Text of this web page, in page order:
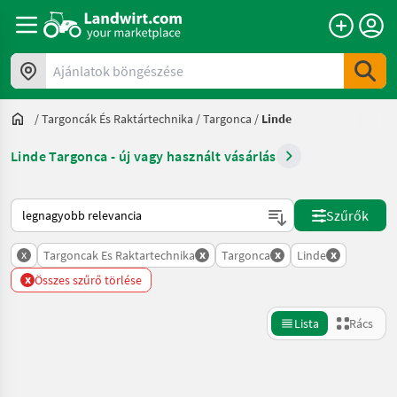
Ajánlatok böngészése
/Targoncák És Raktártechnika /Targonca / Linde
Linde Targonca - új vagy használt vásárlás
Így van sorba rendezve a Landwirt.com-on
Szűrők
x Targoncak Es Raktartechnika x Targonca x Linde x
x Összes szűrő törlése
Lista Rács